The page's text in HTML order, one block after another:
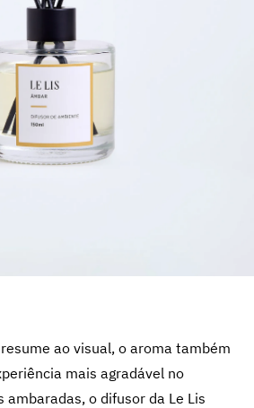
ao visual, o aroma também
mais agradável no
ambaradas, o difusor da Le Lis